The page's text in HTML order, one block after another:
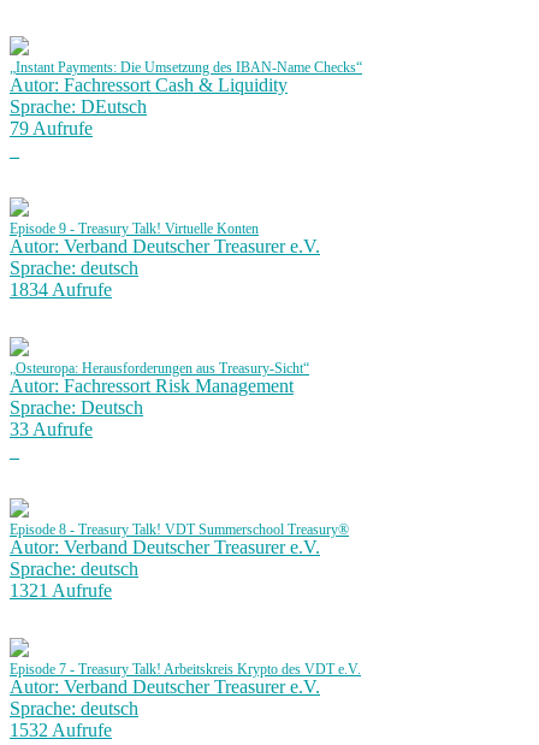
„Instant Payments: Die Umsetzung des IBAN-Name Checks“
Autor: Fachressort Cash & Liquidity
Sprache: DEutsch
79 Aufrufe
Episode 9 - Treasury Talk! Virtuelle Konten
Autor: Verband Deutscher Treasurer e.V.
Sprache: deutsch
1834 Aufrufe
„Osteuropa: Herausforderungen aus Treasury-Sicht“
Autor: Fachressort Risk Management
Sprache: Deutsch
33 Aufrufe
Episode 8 - Treasury Talk! VDT Summerschool Treasury®
Autor: Verband Deutscher Treasurer e.V.
Sprache: deutsch
1321 Aufrufe
Episode 7 - Treasury Talk! Arbeitskreis Krypto des VDT e.V.
Autor: Verband Deutscher Treasurer e.V.
Sprache: deutsch
1532 Aufrufe